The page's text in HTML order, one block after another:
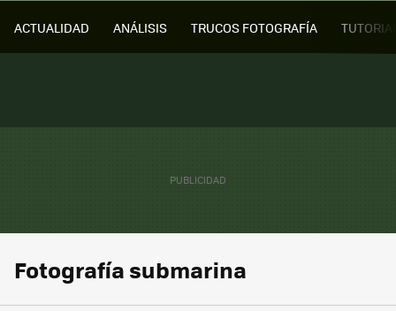
ACTUALIDAD ANÁLISIS TRUCOS FOTOGRAFÍA
Fotografía submarina